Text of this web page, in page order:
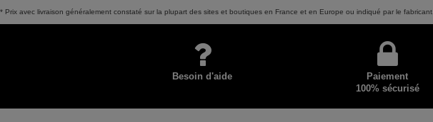
* Prix avec livraison généralement constaté sur la plupart des sites et boutiques en France et en Europe ou indiqué par le fabricant.
Besoin d'aide
Paiement
100% sécurisé